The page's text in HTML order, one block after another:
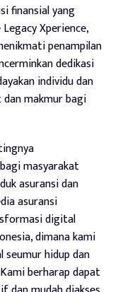
finansial yang
Xperience,
penampilan
dedikasi
individu dan
makmur bagi
masyarakat
asuransi dan
asuransi
digital
dimana kami
seumur hidup dan
berharap dapat